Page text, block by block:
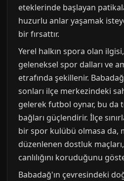
eteklerinde başlayan
huzurlu anlar yaşamak
bir fırsattır.
Yerel halkın spora olan
geleneksel spor dalları ve
etrafında şekillenir.
sonları ilçe merkezindeki
gelerek futbol oynar, bu da
bağları güçlendirir. İlçe
bir spor kulübü olmasa da,
düzenlenen dostluk
canlılığını koruduğunu
Babadağ'ın çevresindeki